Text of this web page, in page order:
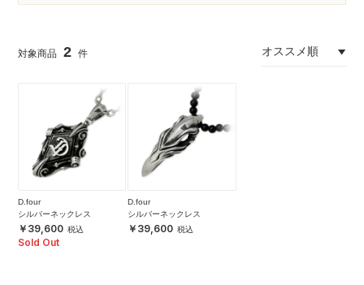
2
D.four
シルバーネックレス
39,600
Sold Out
D.four
シルバーネックレス
39,600